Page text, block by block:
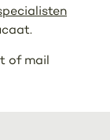
of mail